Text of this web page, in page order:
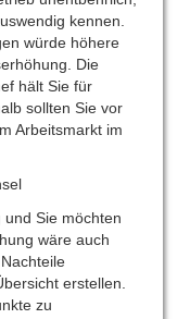
kennen.
würde höhere
Die
hält Sie für
sollten Sie vor
Arbeitsmarkt im
Sie möchten
wäre auch
erstellen.
zu